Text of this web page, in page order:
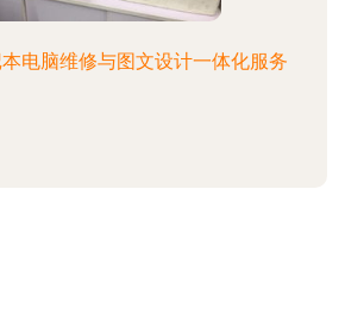
电脑维修与图文设计一体化服务